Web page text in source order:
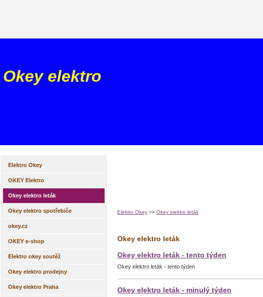
Okey elektro
Elektro Okey >> Okey elektro leták
Okey elektro leták
Okey elektro leták - tento týden
Okey elektro leták - tento týden
Okey elektro leták - minulý týden
Elektro Okey
OKEY Elektro
Okey elektro leták
Okey elektro spotřebiče
okey.cz
OKEY e-shop
Elektro okey soutěž
Okey elektro prodejny
Okey elektro Praha